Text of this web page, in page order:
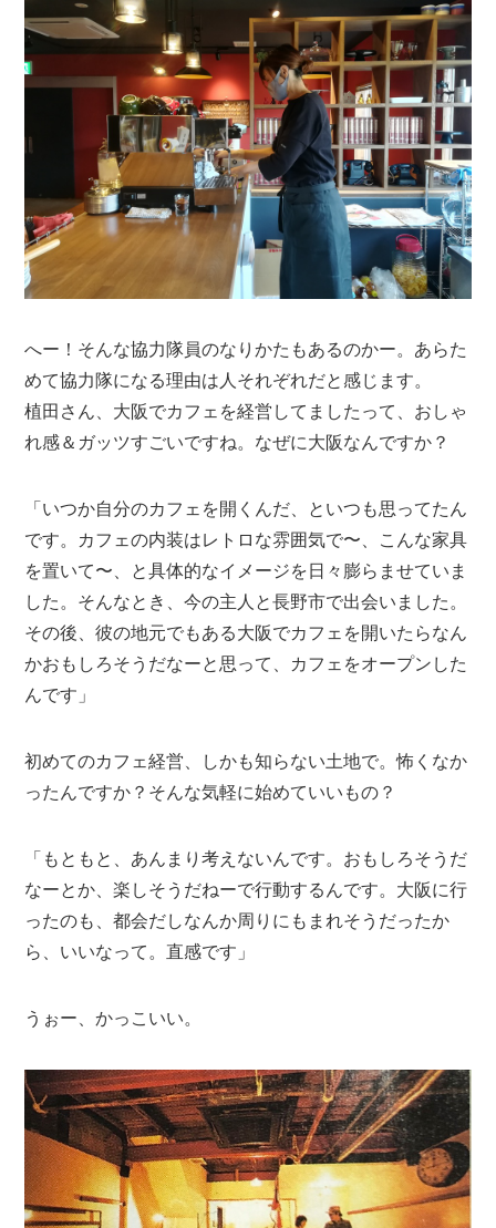
へー！そんな協力隊員のなりかたもあるのかー。あらた
めて協力隊になる理由は人それぞれだと感じます。
植田さん、大阪でカフェを経営してましたって、おしゃ
れ感＆ガッツすごいですね。なぜに大阪なんですか？
「いつか自分のカフェを開くんだ、といつも思ってたん
です。カフェの内装はレトロな雰囲気で〜、こんな家具
を置いて〜、と具体的なイメージを日々膨らませていま
した。そんなとき、今の主人と長野市で出会いました。
その後、彼の地元でもある大阪でカフェを開いたらなん
かおもしろそうだなーと思って、カフェをオープンした
んです」
初めてのカフェ経営、しかも知らない土地で。怖くなか
ったんですか？そんな気軽に始めていいもの？
「もともと、あんまり考えないんです。おもしろそうだ
なーとか、楽しそうだねーで行動するんです。大阪に行
ったのも、都会だしなんか周りにもまれそうだったか
ら、いいなって。直感です」
うぉー、かっこいい。